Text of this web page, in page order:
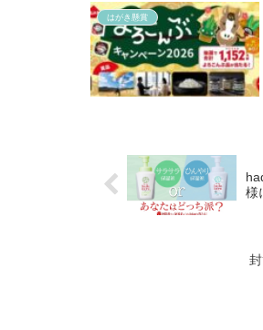
はがき懸賞
様